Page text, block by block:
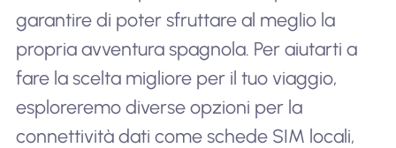
garantire di poter sfruttare al meglio la
propria avventura spagnola. Per aiutarti a
fare la scelta migliore per il tuo viaggio,
esploreremo diverse opzioni per la
connettività dati come schede SIM locali,